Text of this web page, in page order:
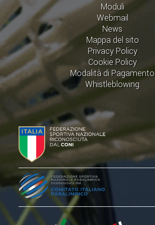
Moduli
Webmail
News
Mappa del sito
Privacy Policy
Cookie Policy
Modalità di Pagamento
Whistleblowing